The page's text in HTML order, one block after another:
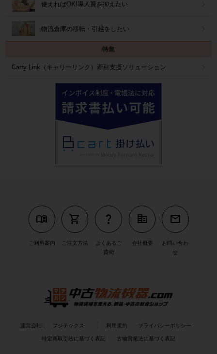
使えればOK!導入費を抑えたい
物流倉庫の移転・引越をしたい
特集
Carry Link（キャリーリンク）牽引支援ソリューション
menu_book
ご利用案内
shopping_cart
ご注文方法
question_mark
よくあるご
質問
corporate_fare
会社概要
mail
お問い合わ
せ
運営会社： フジテックス 利用規約 プライバシーポリシー
特定商取引法に基づく表記 古物営業法に基づく表記